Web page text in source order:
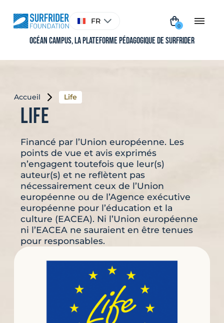
contenu
Choisir
une
FR
0
Océan Campus, La plateforme pédagogique de Surfrider
Accueil Life
Life
Financé par l’Union européenne. Les
points de vue et avis exprimés
n’engagent toutefois que leur(s)
auteur(s) et ne reflètent pas
nécessairement ceux de l’Union
européenne ou de l’Agence exécutive
européenne pour l’éducation et la
culture (EACEA). Ni l’Union européenne
ni l’EACEA ne sauraient en être tenues
pour responsables.